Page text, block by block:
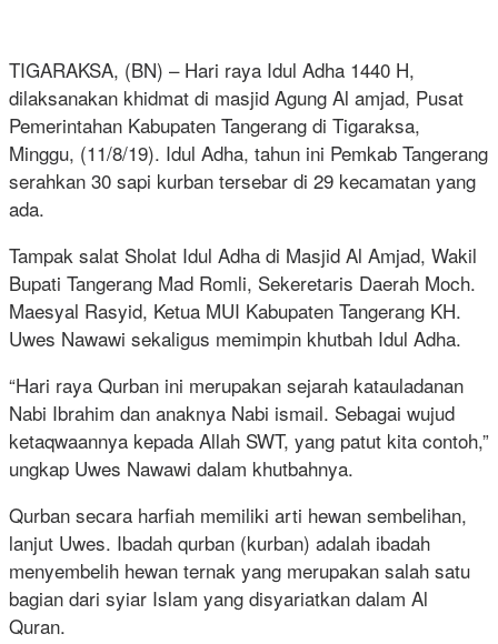
TIGARAKSA, (BN) – Hari raya Idul Adha 1440 H,
dilaksanakan khidmat di masjid Agung Al amjad, Pusat
Pemerintahan Kabupaten Tangerang di Tigaraksa,
Minggu, (11/8/19). Idul Adha, tahun ini Pemkab Tangerang
serahkan 30 sapi kurban tersebar di 29 kecamatan yang
ada.
Tampak salat Sholat Idul Adha di Masjid Al Amjad, Wakil
Bupati Tangerang Mad Romli, Sekeretaris Daerah Moch.
Maesyal Rasyid, Ketua MUI Kabupaten Tangerang KH.
Uwes Nawawi sekaligus memimpin khutbah Idul Adha.
“Hari raya Qurban ini merupakan sejarah katauladanan
Nabi Ibrahim dan anaknya Nabi ismail. Sebagai wujud
ketaqwaannya kepada Allah SWT, yang patut kita contoh,”
ungkap Uwes Nawawi dalam khutbahnya.
Qurban secara harfiah memiliki arti hewan sembelihan,
lanjut Uwes. Ibadah qurban (kurban) adalah ibadah
menyembelih hewan ternak yang merupakan salah satu
bagian dari syiar Islam yang disyariatkan dalam Al
Quran.